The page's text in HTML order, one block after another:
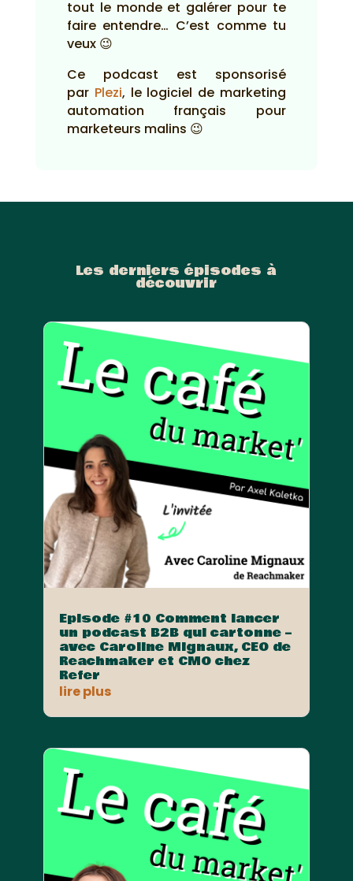
tout le monde et galérer pour te
faire entendre… C’est comme tu
veux 😉
Ce podcast est sponsorisé
par Plezi, le logiciel de marketing
automation français pour
marketeurs malins 😉
Les derniers épisodes à
découvrir
Episode #10 Comment lancer
un podcast B2B qui cartonne –
avec Caroline Mignaux, CEO de
Reachmaker et CMO chez
Refer
lire plus